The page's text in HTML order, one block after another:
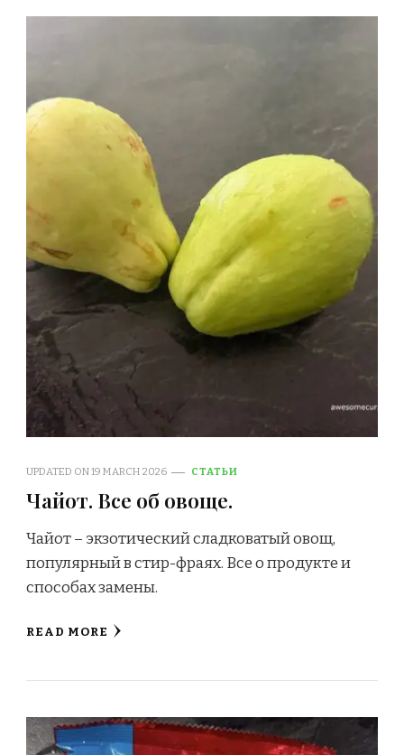
UPDATED ON19 MARCH 2026 СТАТЬИ
Чайот. Все об овоще.
Чайот – экзотический сладковатый овощ,
популярный в стир-фраях. Все о продукте и
способах замены.
READ MORE